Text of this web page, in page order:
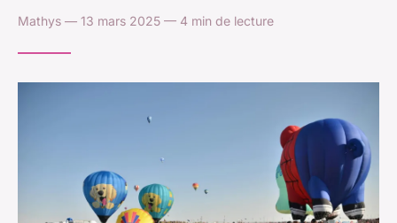
Mathys — 13 mars 2025 — 4 min de lecture